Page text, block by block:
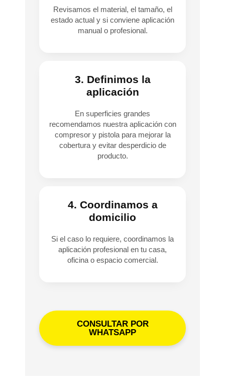
Revisamos el material, el tamaño, el
estado actual y si conviene aplicación
manual o profesional.
3. Definimos la
aplicación
En superficies grandes
recomendamos nuestra aplicación con
compresor y pistola para mejorar la
cobertura y evitar desperdicio de
producto.
4. Coordinamos a
domicilio
Si el caso lo requiere, coordinamos la
aplicación profesional en tu casa,
oficina o espacio comercial.
CONSULTAR POR
WHATSAPP